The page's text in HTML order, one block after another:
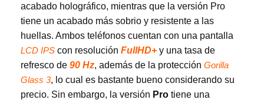
acabado holográfico, mientras que la versión Pro
tiene un acabado más sobrio y resistente a las
huellas. Ambos teléfonos cuentan con una pantalla
LCD IPS con resolución FullHD+ y una tasa de
refresco de 90 Hz, además de la protección Gorilla
Glass 3, lo cual es bastante bueno considerando su
precio. Sin embargo, la versión Pro tiene una